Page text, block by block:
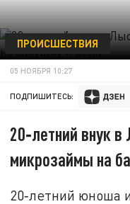
ПРОИСШЕСТВИЯ
05 НОЯБРЯ 10:27
ПОДПИШИТЕСЬ:
20‑летний внук
микрозаймы на
20‑летний юноша